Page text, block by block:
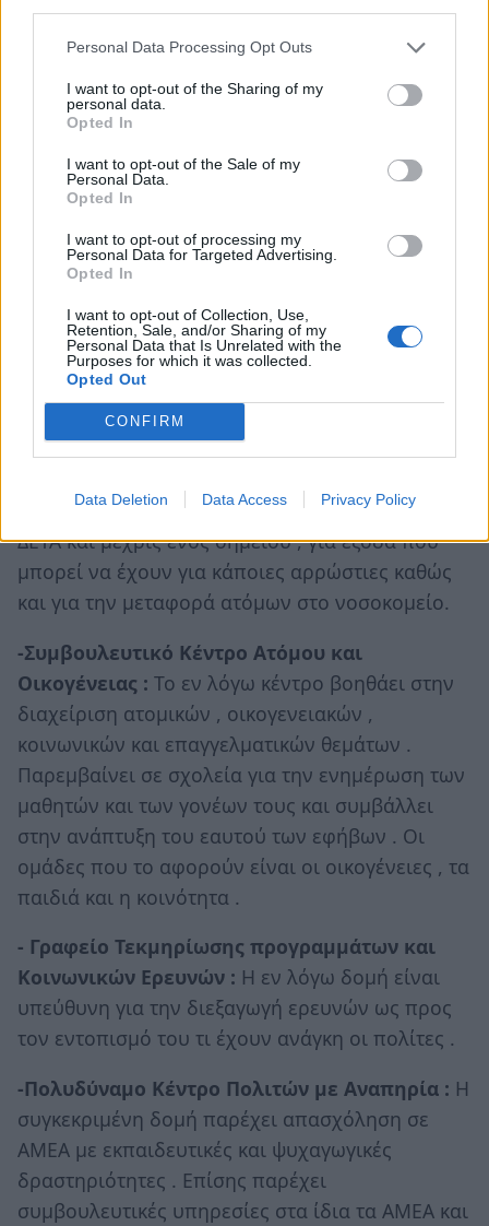
Personal Data Processing Opt Outs
I want to opt-out of the Sharing of my
personal data.
Opted In
I want to opt-out of the Sale of my
Personal Data.
Opted In
I want to opt-out of processing my
Personal Data for Targeted Advertising.
Opted In
I want to opt-out of Collection, Use,
Retention, Sale, and/or Sharing of my
Personal Data that Is Unrelated with the
Purposes for which it was collected.
Opted Out
CONFIRM
Data Deletion Data Access Privacy Policy
-Γραφείο Δημοτικής μέριμνας :
Είναι υπεύθυνο
σε κατάσταση ένδειας, αστεγίας και χρειάζονται
στήριξη . Μεριμνά για τη σίτιση , τη στέγαση , τα
τρόφιμα και τα χρήματα που έχουν ανάγκη αυτά
τα άτομα. Το εν λόγω γραφείο είναι υπεύθυνο
για την λειτουργία της στέγης αστέγων και για το
ταμείο αλληλοβοήθειας αστέγων.
- Στέγη αστέγων :Δομή για συνανθρώπους που
δεν έχουν στέγη .
--Ταμείο Αλληλοβοήθειας απόρων :
τις ανάγκες των φτωχών μέσω άμεσων
χρηματικών αποδοχών σ’ αυτούς και τις
χρήματα για τους λογαριασμούς της ΔΕΗ , της
ΔΕΥΑ και μέχρις ενός σημείου , για έξοδα που
μπορεί να έχουν για κάποιες αρρώστιες καθώς
και για την μεταφορά ατόμων στο νοσοκομείο.
-Συμβουλευτικό Κέντρο Ατόμου και
Οικογένειας : Το εν λόγω κέντρο βοηθάει στην
διαχείριση ατομικών , οικογενειακών ,
κοινωνικών και επαγγελματικών θεμάτων .
Παρεμβαίνει σε σχολεία για την ενημέρωση των
μαθητών και των γονέων τους και συμβάλλει
στην ανάπτυξη του εαυτού των εφήβων . Οι
ομάδες που το αφορούν είναι οι οικογένειες , τα
παιδιά και η κοινότητα .
- Γραφείο Τεκμηρίωσης προγραμμάτων και
Κοινωνικών Ερευνών : Η εν λόγω δομή είναι
υπεύθυνη για την διεξαγωγή ερευνών ως προς
τον εντοπισμό του τι έχουν ανάγκη οι πολίτες .
-Πολυδύναμο Κέντρο Πολιτών με Αναπηρία : Η
συγκεκριμένη δομή παρέχει απασχόληση σε
ΑΜΕΑ με εκπαιδευτικές και ψυχαγωγικές
δραστηριότητες . Επίσης παρέχει
συμβουλευτικές υπηρεσίες στα ίδια τα ΑΜΕΑ και